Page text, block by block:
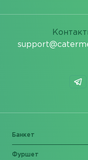
Банкет
Фуршет